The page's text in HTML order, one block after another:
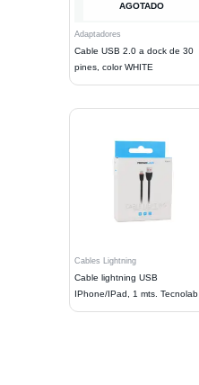
AGOTADO
Adaptadores
Cable USB 2.0 a dock de 30
pines, color WHITE
Cables Lightning
Cable lightning USB
IPhone/IPad, 1 mts. Tecnolab